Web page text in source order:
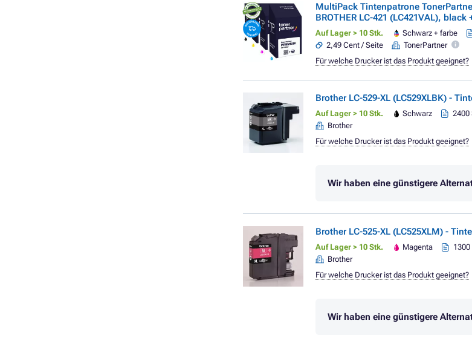
MultiPack Tintenpatrone
BROTHER LC-421 (LC421VAL),
Auf Lager > 10 Stk. Schwarz + farbe
2,49 Cent / Seite
TonerPartner
Für welche Drucker ist das Produkt geeignet?
Brother LC-529-XL (LC529XLBK) -
Auf Lager > 10 Stk. Schwarz 2400
Brother
Für welche Drucker ist das Produkt geeignet?
Wir haben eine günstigere
Brother LC-525-XL (LC525XLM) -
Auf Lager > 10 Stk. Magenta
Brother
Für welche Drucker ist das Produkt geeignet?
Wir haben eine günstigere